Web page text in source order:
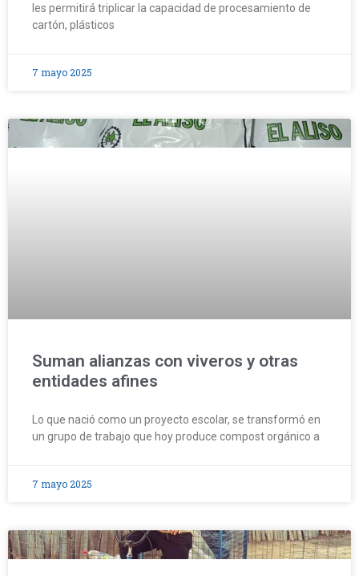
les permitirá triplicar la capacidad de procesamiento de
cartón, plásticos
7 mayo 2025
Suman alianzas con viveros y otras
entidades afines
Lo que nació como un proyecto escolar, se transformó en
un grupo de trabajo que hoy produce compost orgánico a
7 mayo 2025